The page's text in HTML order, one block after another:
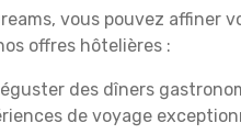
vous pouvez affiner
offres hôtelières :
des dîners
de voyage